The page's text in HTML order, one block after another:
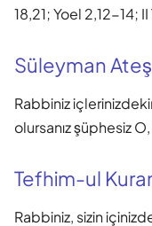
18,21; Yoel 2,12-14;
Süleyman Ateş
Rabbiniz
olursanız şüphesiz
Tefhim-ul
Rabbiniz, sizin